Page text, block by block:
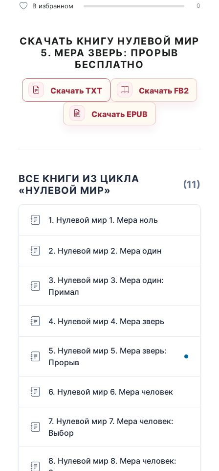
В избранном 0
СКАЧАТЬ КНИГУ НУЛЕВОЙ МИР
5. МЕРА ЗВЕРЬ: ПРОРЫВ
БЕСПЛАТНО
Скачать TXT Скачать FB2
Скачать EPUB
ВСЕ КНИГИ ИЗ ЦИКЛА
«НУЛЕВОЙ МИР»
(11)
1. Нулевой мир 1. Мера ноль
2. Нулевой мир 2. Мера один
3. Нулевой мир 3. Мера один:
Примал
4. Нулевой мир 4. Мера зверь
5. Нулевой мир 5. Мера зверь:
Прорыв
6. Нулевой мир 6. Мера человек
7. Нулевой мир 7. Мера человек:
Выбор
8. Нулевой мир 8. Мера человек: